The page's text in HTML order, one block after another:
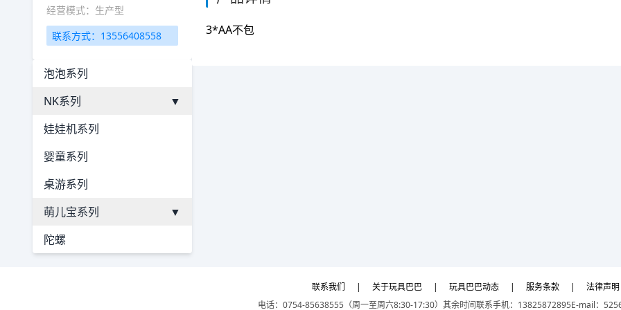
经营模式：生产型
联系方式：13556408558
泡泡系列
NK系列
▼
娃娃机系列
婴童系列
桌游系列
萌儿宝系列
▼
陀螺
3*AA不包
联系我们 | 关于玩具巴巴 | 玩具巴巴动态 | 服务条款 |
法律声明
电话：0754-85638555（周一至周六8:30-17:30） 其余时间联系手机：13825872895E-mail：